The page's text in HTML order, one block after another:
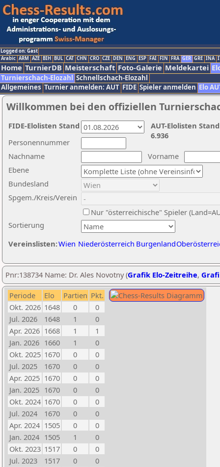
Logged on: Gast
Arabic ARM AZE BIH BUL CAT CHN CRO CZE DEN ENG ESP FAI FIN FRA GER GRE INA
Home TurnierDB Meisterschaft Foto-Galerie Meldekartei
Turnierschach-Elozahl Schnellschach-Elozahl
Allgemeines Turnier anmelden: AUT FIDE Spieler anmelden Elo
Willkommen bei den offiziellen
Nachname
Vorname
Ebene
Sortierung
Personennummer
Bundesland
Spgem./Kreis/Verein
Nur "österreichische" Spieler
Vereinslisten:Wien Niederösterreich Burgenland
AUT-Elolisten
6.936
FIDE-Elolisten Stand
Pnr:138734 Name: Dr. Ales Novotny (Grafik Elo-Zeitreihe,
Periode Elo Partien Pkt.
Okt. 2026 1648 0
0
Jul. 2026
1648 1
0
Apr. 2026 1668 1
1
Jan. 2026 1660 1
0
Okt. 2025 1670 0
0
Jul. 2025
1670 0
0
Apr. 2025 1670 0
0
Jan. 2025 1670 0
0
Okt. 2024 1670 0
0
Jul. 2024
1670 0
0
Apr. 2024 1505 0
0
Jan. 2024 1505 1
0
Okt. 2023 1517 0
0
Jul. 2023
1517 0
0